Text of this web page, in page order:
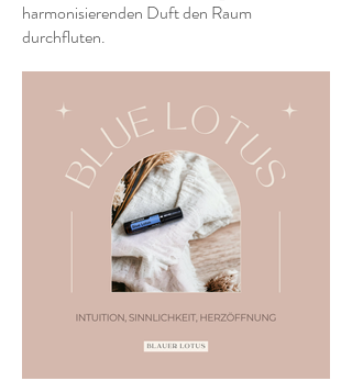
harmonisierenden Duft den Raum
durchfluten.